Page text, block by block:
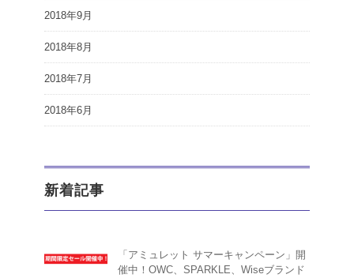
2018年9月
2018年8月
2018年7月
2018年6月
新着記事
「アミュレット サマーキャンペーン」開
催中！OWC、SPARKLE、Wiseブランド